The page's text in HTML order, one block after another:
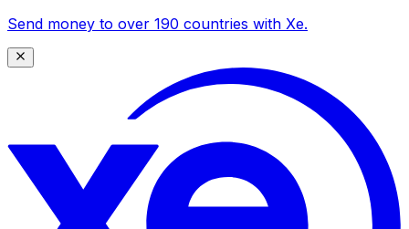
Send money to over 190 countries with Xe.